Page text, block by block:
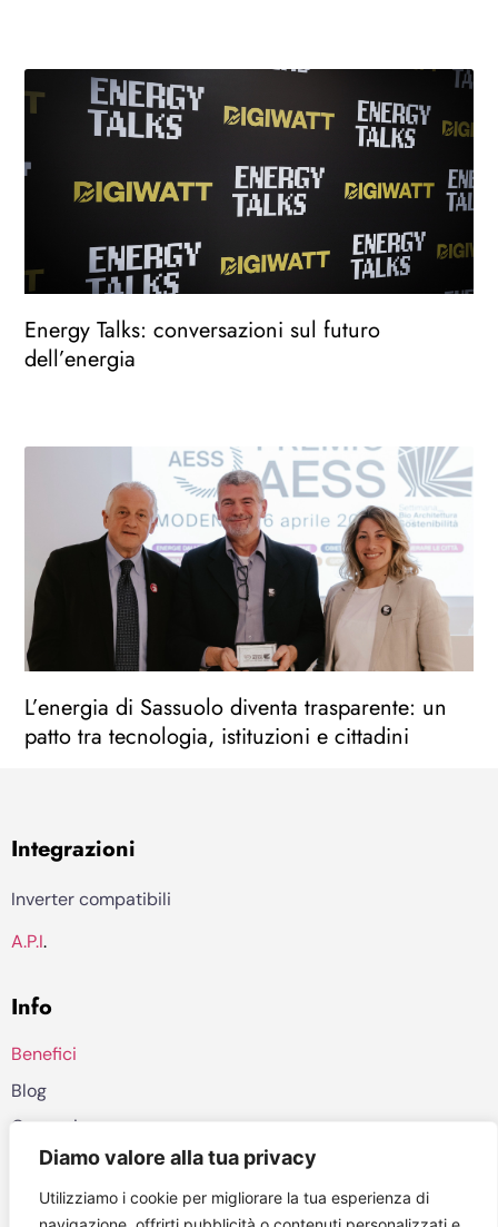
Diamo valore alla tua privacy
Utilizziamo i cookie per migliorare la tua esperienza di
Energy Talks: conversazioni sul futuro
dell’energia
L’energia di Sassuolo diventa trasparente: un
patto tra tecnologia, istituzioni e cittadini
Integrazioni
Inverter compatibili
A.P.I.
Info
Benefici
Blog
Contatti
Privacy policy